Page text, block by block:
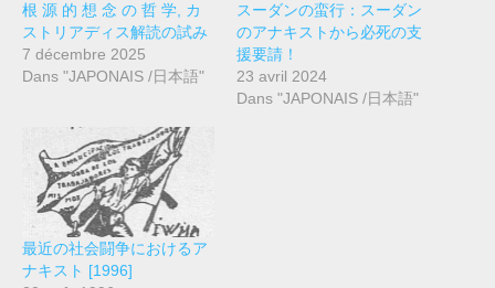
根 源 的 想 念 の 哲 学, カ
ストリアディス解読の試み
7 décembre 2025
Dans "JAPONAIS /日本語"
スーダンの蛮行：スーダン
のアナキストから必死の支
援要請！
23 avril 2024
Dans "JAPONAIS /日本語"
最近の社会闘争におけるア
ナキスト [1996]